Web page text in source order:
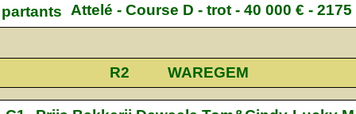
Attelé - Course D - trot - 40 000 € - 2175
R2 WAREGEM